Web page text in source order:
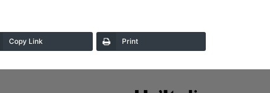
Copy Link Print